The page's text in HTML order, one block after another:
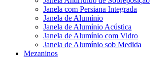
Janela com Persiana Integrada
Janela de Alumínio
Janela de Alumínio Acústica
Janela de Alumínio com Vidro
Janela de Alumínio sob Medida
Mezaninos